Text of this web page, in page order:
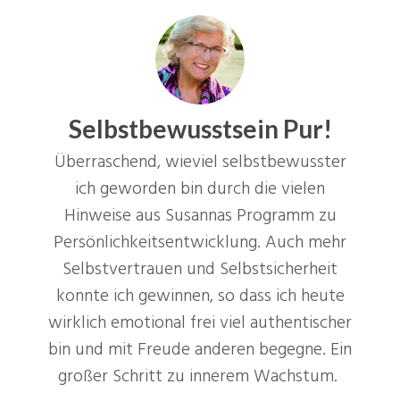
Selbstbewusstsein Pur!
Überraschend, wieviel selbstbewusster
ich geworden bin durch die vielen
Hinweise aus Susannas Programm zu
Persönlichkeitsentwicklung. Auch mehr
Selbstvertrauen und Selbstsicherheit
konnte ich gewinnen, so dass ich heute
wirklich emotional frei viel authentischer
bin und mit Freude anderen begegne. Ein
großer Schritt zu innerem Wachstum.